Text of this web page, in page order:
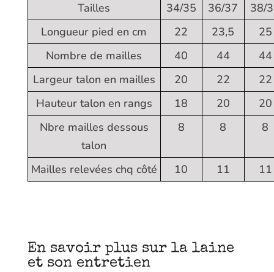
Tailles 34/35 36/37
38/
Longueur pied en cm
22 23,5
25
Nombre de mailles
40 44
44
Largeur talon en mailles
20 22
22
Hauteur talon en rangs
18 20
20
Nbre mailles dessous
talon
8 8 8
Mailles relevées chq côté 10 11 11
En savoir plus sur la laine
et son entretien